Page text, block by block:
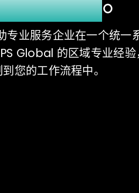
业服务企业在一个统一
Global 的区域专业经验
您的工作流程中。